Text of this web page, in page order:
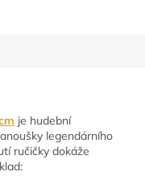
je hudební
legendárního
ručičky dokáže